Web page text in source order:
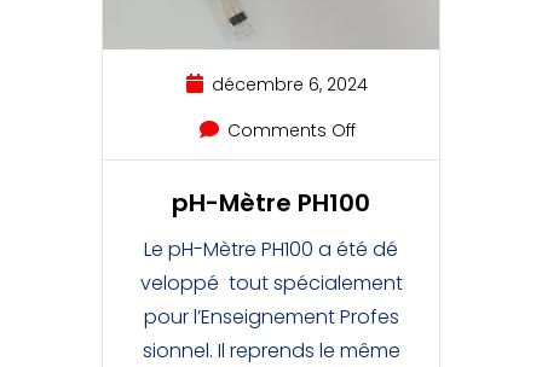
décembre 6, 2024
Comments Off
pH-Mètre PH100
Le pH-Mètre PH100 a été dé
veloppé tout spécialement
pour l’Enseignement Profes
sionnel. Il reprends le même